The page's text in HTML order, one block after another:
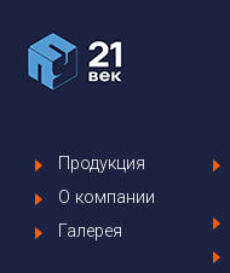
Продукция
О компании
Галерея